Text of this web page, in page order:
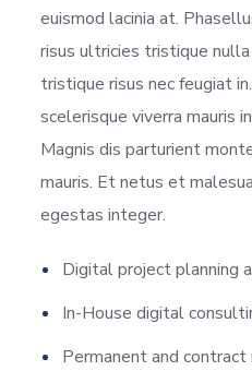
euismod lacinia at.
risus ultricies tristique
tristique risus nec feugiat
scelerisque viverra mauris
Magnis dis parturient
mauris. Et netus et
egestas integer.
Digital project planning
In-House digital
Permanent and